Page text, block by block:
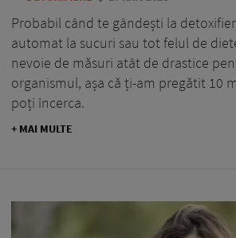
Probabil când te gândești la
automat la sucuri sau tot felul de
nevoie de măsuri atât de drastice
organismul, așa că ți-am pregătit 10
poți încerca.
+ MAI MULTE